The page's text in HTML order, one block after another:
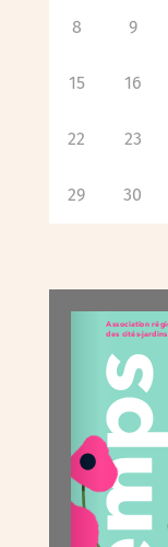
8 9
15 16
22 23
29 30